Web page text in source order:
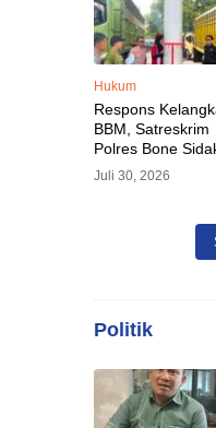
Hukum
Respons
BBM, Satreskrim
Polres Bone
SPBU dan
LPG, AKP Alvin Aji
SPBU Agar
BBM Tepat
Juli 30, 2026
Politik